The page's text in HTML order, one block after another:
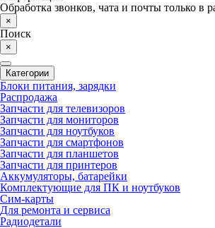
Обработка звонков, чата и почты только в
×
Поиск
×
Категории
Блоки питания, зарядки
Распродажа
Запчасти для телевизоров
Запчасти для мониторов
Запчасти для ноутбуков
Запчасти для смартфонов
Запчасти для планшетов
Запчасти для принтеров
Аккумуляторы, батарейки
Комплектующие для ПК и ноутбуков
Сим-карты
Для ремонта и сервиса
Радиодетали